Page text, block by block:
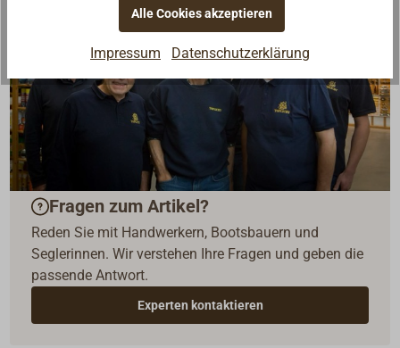
Fragen zum Artikel?
Reden Sie mit Handwerkern, Bootsbauern und
Seglerinnen. Wir verstehen Ihre Fragen und geben die
passende Antwort.
Experten kontaktieren
Alle Cookies akzeptieren
Impressum Datenschutzerklärung